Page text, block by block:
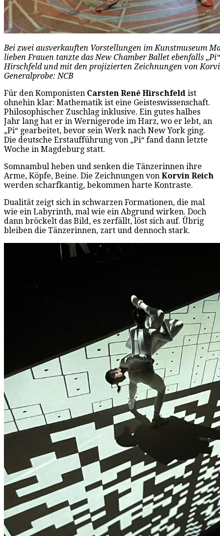
Bei zwei ausverkauften Vorstellungen im Kunstmuseum
lieben Frauen tanzte das New Chamber Ballet ebenfalls
Hirschfeld und mit den projizierten Zeichnungen von
Generalprobe: NCB
Für den Komponisten Carsten René Hirschfeld ist
ohnehin klar: Mathematik ist eine Geisteswissenschaft.
Philosophischer Zuschlag inklusive. Ein gutes halbes
Jahr lang hat er in Wernigerode im Harz, wo er lebt, an
„Pi“ gearbeitet, bevor sein Werk nach New York ging.
Die deutsche Erstaufführung von „Pi“ fand dann letzte
Woche in Magdeburg statt.
Somnambul heben und senken die Tänzerinnen ihre
Arme, Köpfe, Beine. Die Zeichnungen von Korvin Reich
werden scharfkantig, bekommen harte Kontraste.
Dualität zeigt sich in schwarzen Formationen, die mal
wie ein Labyrinth, mal wie ein Abgrund wirken. Doch
dann bröckelt das Bild, es zerfällt, löst sich auf. Übrig
bleiben die Tänzerinnen, zart und dennoch stark.